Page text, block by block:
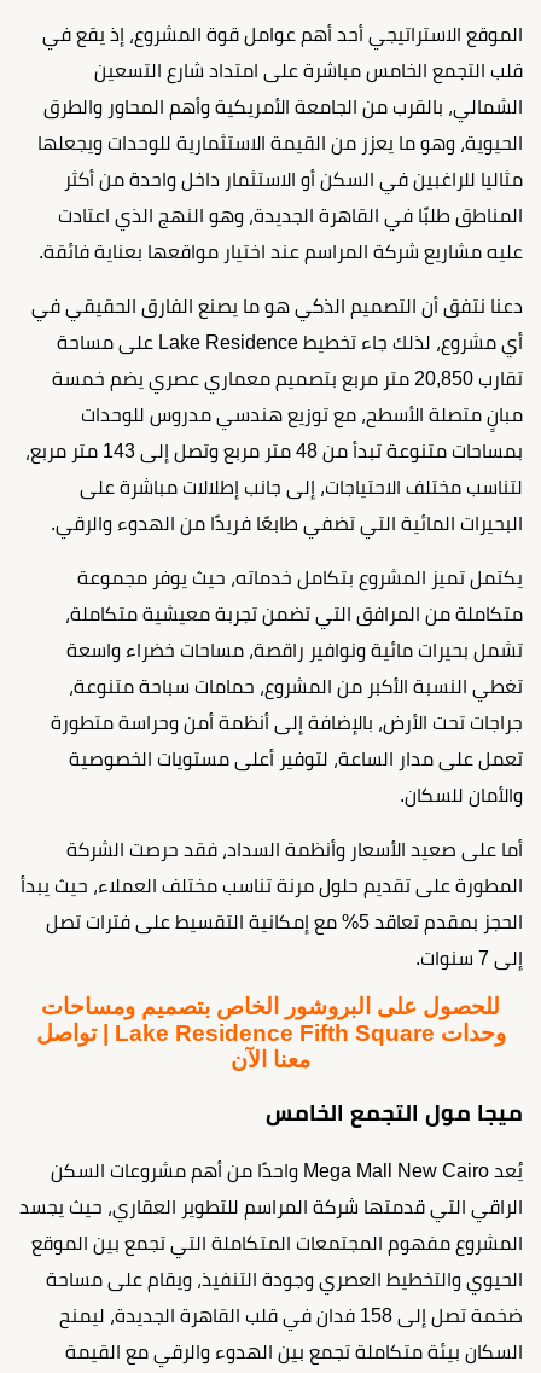
الموقع الاستراتيجي أحد أهم عوامل قوة المشروع، إذ يقع في
قلب التجمع الخامس مباشرة على امتداد شارع التسعين
الشمالي، بالقرب من الجامعة الأمريكية وأهم المحاور والطرق
الحيوية، وهو ما يعزز من القيمة الاستثمارية للوحدات ويجعلها
مثاليا للراغبين في السكن أو الاستثمار داخل واحدة من أكثر
المناطق طلبًا في القاهرة الجديدة، وهو النهج الذي اعتادت
عليه مشاريع شركة المراسم عند اختيار مواقعها بعناية فائقة.
دعنا نتفق أن التصميم الذكي هو ما يصنع الفارق الحقيقي في
أي مشروع، لذلك جاء تخطيط Lake Residence على مساحة
تقارب 20,850 متر مربع بتصميم معماري عصري يضم خمسة
مبانٍ متصلة الأسطح، مع توزيع هندسي مدروس للوحدات
بمساحات متنوعة تبدأ من 48 متر مربع وتصل إلى 143 متر مربع،
لتناسب مختلف الاحتياجات، إلى جانب إطلالات مباشرة على
البحيرات المائية التي تضفي طابعًا فريدًا من الهدوء والرقي.
يكتمل تميز المشروع بتكامل خدماته، حيث يوفر مجموعة
متكاملة من المرافق التي تضمن تجربة معيشية متكاملة،
تشمل بحيرات مائية ونوافير راقصة، مساحات خضراء واسعة
تغطي النسبة الأكبر من المشروع، حمامات سباحة متنوعة،
جراجات تحت الأرض، بالإضافة إلى أنظمة أمن وحراسة متطورة
تعمل على مدار الساعة، لتوفير أعلى مستويات الخصوصية
والأمان للسكان.
أما على صعيد الأسعار وأنظمة السداد، فقد حرصت الشركة
المطورة على تقديم حلول مرنة تناسب مختلف العملاء، حيث يبدأ
الحجز بمقدم تعاقد 5% مع إمكانية التقسيط على فترات تصل
إلى 7 سنوات.
للحصول على البروشور الخاص بتصميم ومساحات
وحدات Lake Residence Fifth Square | تواصل
معنا الآن
ميجا مول التجمع الخامس
يُعد Mega Mall New Cairo واحدًا من أهم مشروعات السكن
الراقي التي قدمتها شركة المراسم للتطوير العقاري، حيث يجسد
المشروع مفهوم المجتمعات المتكاملة التي تجمع بين الموقع
الحيوي والتخطيط العصري وجودة التنفيذ، ويقام على مساحة
ضخمة تصل إلى 158 فدان في قلب القاهرة الجديدة، ليمنح
السكان بيئة متكاملة تجمع بين الهدوء والرقي مع القيمة